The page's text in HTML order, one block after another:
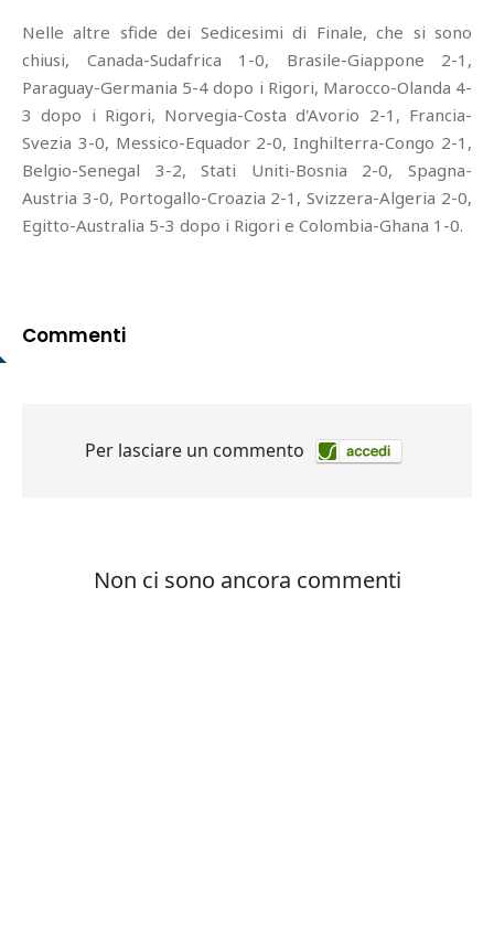
Nelle altre sfide dei Sedicesimi di Finale, che si sono
chiusi, Canada-Sudafrica 1-0, Brasile-Giappone 2-1,
Paraguay-Germania 5-4 dopo i Rigori, Marocco-Olanda 4-
3 dopo i Rigori, Norvegia-Costa d'Avorio 2-1, Francia-
Svezia 3-0, Messico-Equador 2-0, Inghilterra-Congo 2-1,
Belgio-Senegal 3-2, Stati Uniti-Bosnia 2-0, Spagna-
Austria 3-0, Portogallo-Croazia 2-1, Svizzera-Algeria 2-0,
Egitto-Australia 5-3 dopo i Rigori e Colombia-Ghana 1-0.
Commenti